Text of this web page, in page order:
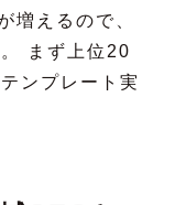
増えるので、
まず上位20
ンプレート実